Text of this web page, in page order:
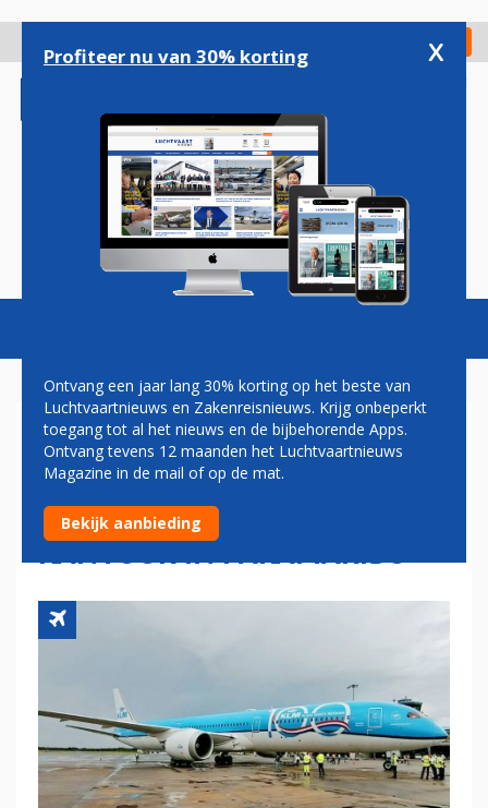
gaan
Check in
Magazine Podcasts Vacatures
KLM SPEELT VOLGENS
VAKBOND 'EEN VIES
SPELLETJE' ROND SLUITING
KANTOOR IN PARAMARIBO
Profiteer nu van 30% korting x
Ontvang een jaar lang 30% korting op het beste van
Luchtvaartnieuws en Zakenreisnieuws. Krijg onbeperkt
toegang tot al het nieuws en de bijbehorende Apps.
Ontvang tevens 12 maanden het Luchtvaartnieuws
Magazine in de mail of op de mat.
Bekijk aanbieding